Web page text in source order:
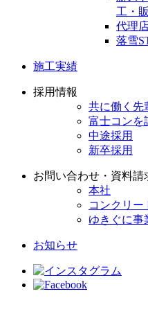
工・
代理
落雪
施工実績
採用情報
共に働く先
富士コンを
中途採用
新卒採用
お問い合わせ・資料請
本社
コンクリー
ゆきぐに事
お知らせ